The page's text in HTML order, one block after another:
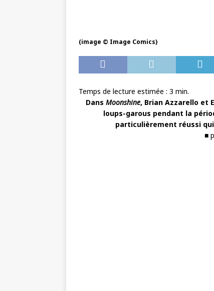
(image © Image Comics)
Temps de lecture estimée : 3 min.
Dans Moonshine, Brian Azzarello et
loups-garous pendant la
particulièrement réussi
■